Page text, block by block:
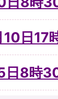
10日
日8時